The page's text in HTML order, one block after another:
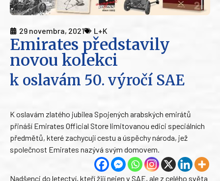
29 novembra, 2021 L+K
Emirates představily
novou kolekci
k oslavám 50. výročí SAE
K oslavám zlatého jubilea Spojených arabských emirátů
přináší Emirates Official Store limitovanou edici speciálních
předmětů, které zachycují cestu a úspěchy národa, jež
společnost Emirates nazývá svým domovem.
Nadšenci do letectví, kteří žijí nejen v SAE, ale z celého světa